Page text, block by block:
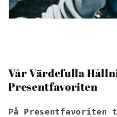
Vår Värdefulla
Presentfavoriten
På